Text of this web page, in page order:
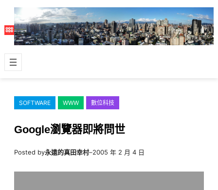
主
容
SOFTWARE WWW 數位科技
Google瀏覽器即將問世
Posted by永遠的真田幸村–2005 年 2 月 4 日